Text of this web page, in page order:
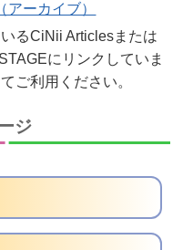
ーカイブ）
るCiNii Articlesまたは
にリンクしていま
ご利用ください。
ジ